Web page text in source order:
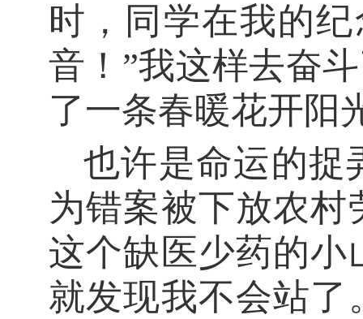
时，同学在我的
音！ ”我这样去奋
了一条春暖花开阳
也许是命运的捉
为错案被下放农
这个缺医少药的小
就发现我不会站了